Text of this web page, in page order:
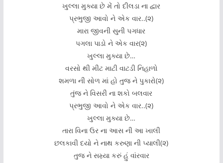
ખુલ્લા મુક્યા છે મેં તો દીલડા ના દ્વાર
પ્રભુજી આવો ને એક વાર..(૨)
મારા જીવની સુની પગધાર
પગલા પાડો ને એક વાર(૨)
ખુલ્લા મુક્યા છે…
વરસો થી મીટ માટી વાટડી નિહાળો
શમળા ની સોળ માં હો તુજ ને પુકારો(૨)
તુંજ ને વિસરી ના શકો બલવાર
પ્રભુજી આવો ને એક વાર..(૨)
ખુલ્લા મુક્યા છે…
તારા વિના ઉર ના આસ ની આ ખાલી
છલકાવી દયો ને નાથ કરુણા ની પ્યાલી(૨)
તુજ ને સમ્ર્યા કરું હું વાંરવાર